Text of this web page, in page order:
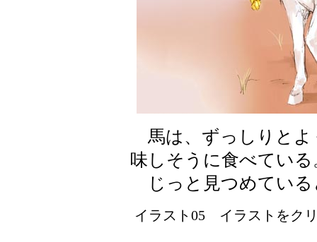
馬は、ずっしりとよ
味しそうに食べている
じっと見つめている
イラスト05 イラストをク